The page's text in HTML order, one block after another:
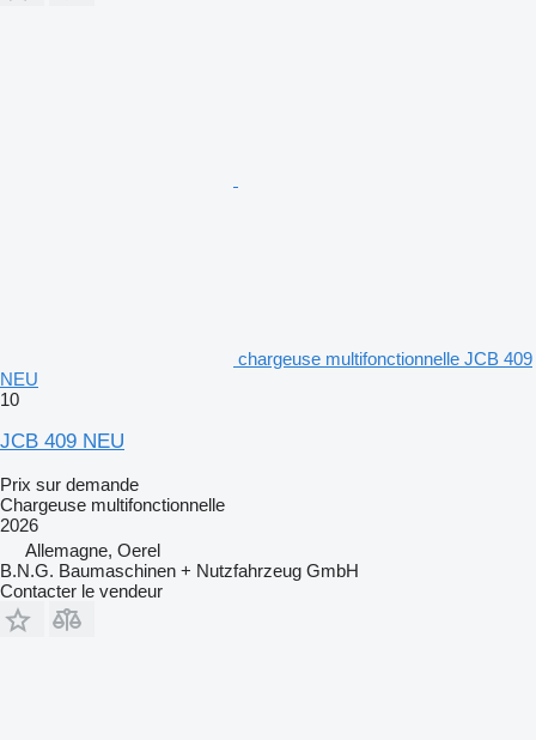
chargeuse multifonctionnelle JCB 409
NEU
10
JCB 409 NEU
Prix sur demande
Chargeuse multifonctionnelle
2026
Allemagne, Oerel
B.N.G. Baumaschinen + Nutzfahrzeug GmbH
Contacter le vendeur